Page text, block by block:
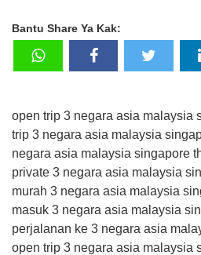
Bantu Share Ya Kak:
open trip 3 negara asia malaysia
trip 3 negara asia malaysia
negara asia malaysia singapore
private 3 negara asia malaysia
murah 3 negara asia malaysia
masuk 3 negara asia malaysia
perjalanan ke 3 negara asia
open trip 3 negara asia malaysia